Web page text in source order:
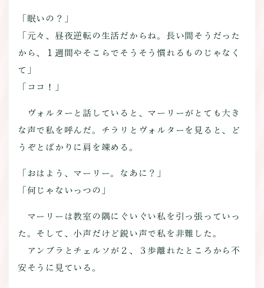
「眠いの？」
「元々、昼夜逆転の生活だからね。長い間そうだった
から、１週間やそこらでそうそう慣れるものじゃなく
て」
「ココ！」
ヴォルターと話していると、マーリーがとても大き
な声で私を呼んだ。チラリとヴォルターを見ると、ど
うぞとばかりに肩を竦める。
「おはよう、マーリー。なあに？」
「何じゃないっつの」
マーリーは教室の隅にぐいぐい私を引っ張っていっ
た。そして、小声だけど鋭い声で私を非難した。
アンブラとチェルソが２、３歩離れたところから不
安そうに見ている。